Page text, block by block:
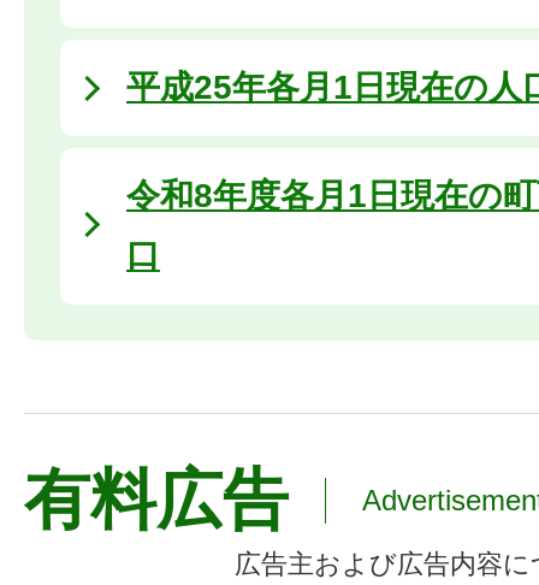
平成25年各月1日現在の人
令和8年度各月1日現在の
口
有料広告
広告主および広告内容